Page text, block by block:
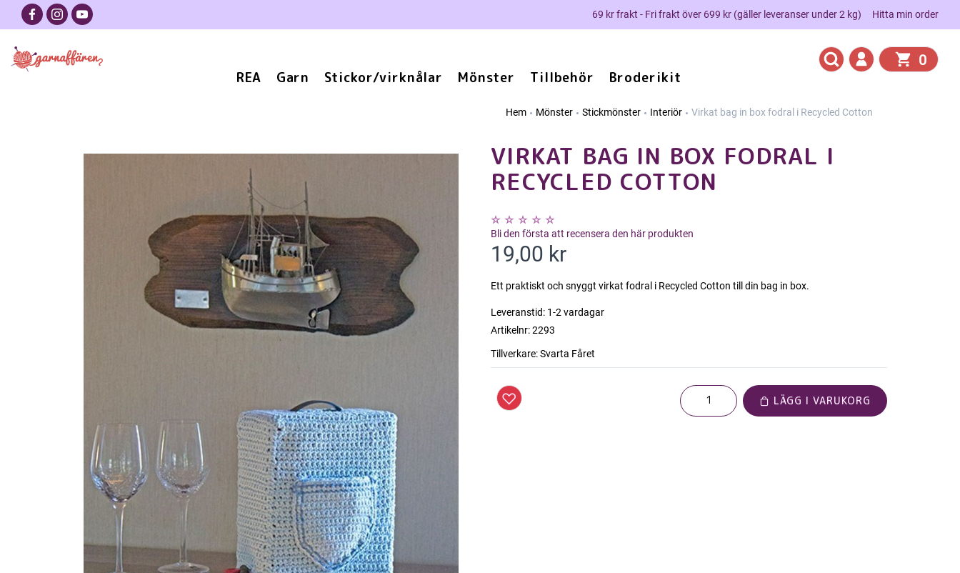
69 kr frakt - Fri frakt över 699 kr (gäller leveranser under 2 kg) Hitta min order
REA Garn Stickor/virknålar Mönster Tillbehör Broderikit
0
Hem Mönster Stickmönster Interiör Virkat bag in box fodral i Recycled Cotton
VIRKAT BAG IN BOX FODRAL I
RECYCLED COTTON
Bli den första att recensera den här produkten
19,00 kr
Ett praktiskt och snyggt virkat fodral i Recycled Cotton till din bag in box.
Leveranstid: 1-2 vardagar
Artikelnr:2293
Tillverkare:Svarta Fåret
LÄGG I VARUKORG